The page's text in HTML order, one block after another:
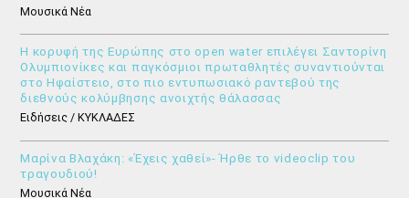
Μουσικά Νέα
Η κορυφή της Ευρώπης στο open water επιλέγει Σαντορίνη
Ολυμπιονίκες και παγκόσμιοι πρωταθλητές συναντιούνται
στο Ηφαίστειο, στο πιο εντυπωσιακό ραντεβού της
διεθνούς κολύμβησης ανοιχτής θάλασσας
Ειδήσεις / ΚΥΚΛΑΔΕΣ
Μαρίνα Βλαχάκη: «Έχεις χαθεί»- Ήρθε το videoclip του
τραγουδιού!
Μουσικά Νέα